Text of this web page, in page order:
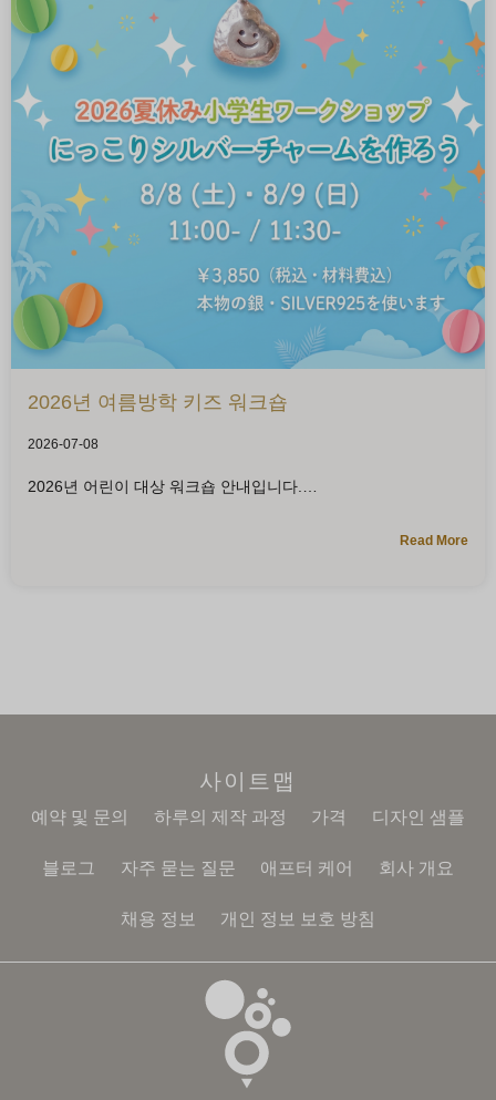
2026년 여름방학 키즈 워크숍
2026-07-08
2026년 어린이 대상 워크숍 안내입니다.
Read More
사이트맵
예약 및 문의 하루의 제작 과정 가격 디자인 샘플
블로그 자주 묻는 질문 애프터 케어 회사 개요
채용 정보 개인 정보 보호 방침